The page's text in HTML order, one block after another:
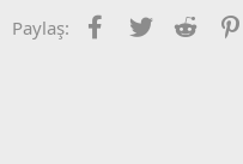
Paylaş: Facebook
Twitter Reddit